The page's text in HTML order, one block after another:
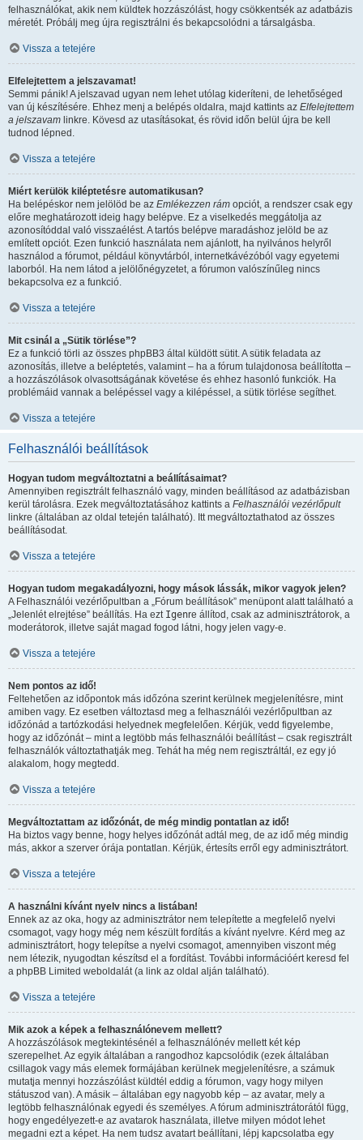
felhasználókat, akik nem küldtek hozzászólást, hogy csökkentsék az adatbázis
méretét. Próbálj meg újra regisztrálni és bekapcsolódni a társalgásba.
Vissza a tetejére
Elfelejtettem a jelszavamat!
Semmi pánik! A jelszavad ugyan nem lehet utólag kideríteni, de lehetőséged
van új készítésére. Ehhez menj a belépés oldalra, majd kattints az Elfelejtettem
a jelszavam linkre. Kövesd az utasításokat, és rövid időn belül újra be kell
tudnod lépned.
Vissza a tetejére
Miért kerülök kiléptetésre automatikusan?
Ha belépéskor nem jelölöd be az Emlékezzen rám opciót, a rendszer csak egy
előre meghatározott ideig hagy belépve. Ez a viselkedés meggátolja az
azonosítóddal való visszaélést. A tartós belépve maradáshoz jelöld be az
említett opciót. Ezen funkció használata nem ajánlott, ha nyilvános helyről
használod a fórumot, például könyvtárból, internetkávézóból vagy egyetemi
laborból. Ha nem látod a jelölőnégyzetet, a fórumon valószínűleg nincs
bekapcsolva ez a funkció.
Vissza a tetejére
Mit csinál a „Sütik törlése”?
Ez a funkció törli az összes phpBB3 által küldött sütit. A sütik feladata az
azonosítás, illetve a beléptetés, valamint – ha a fórum tulajdonosa beállította –
a hozzászólások olvasottságának követése és ehhez hasonló funkciók. Ha
problémáid vannak a belépéssel vagy a kilépéssel, a sütik törlése segíthet.
Vissza a tetejére
Felhasználói beállítások
Hogyan tudom megváltoztatni a beállításaimat?
Amennyiben regisztrált felhasználó vagy, minden beállításod az adatbázisban
kerül tárolásra. Ezek megváltoztatásához kattints a Felhasználói vezérlőpult
linkre (általában az oldal tetején található). Itt megváltoztathatod az összes
beállításodat.
Vissza a tetejére
Hogyan tudom megakadályozni, hogy mások lássák, mikor vagyok jelen?
A Felhasználói vezérlőpultban a „Fórum beállítások” menüpont alatt található a
„Jelenlét elrejtése” beállítás. Ha ezt Igenre állítod, csak az adminisztrátorok, a
moderátorok, illetve saját magad fogod látni, hogy jelen vagy-e.
Vissza a tetejére
Nem pontos az idő!
Feltehetően az időpontok más időzóna szerint kerülnek megjelenítésre, mint
amiben vagy. Ez esetben változtasd meg a felhasználói vezérlőpultban az
időzónád a tartózkodási helyednek megfelelően. Kérjük, vedd figyelembe,
hogy az időzónát – mint a legtöbb más felhasználói beállítást – csak regisztrált
felhasználók változtathatják meg. Tehát ha még nem regisztráltál, ez egy jó
alakalom, hogy megtedd.
Vissza a tetejére
Megváltoztattam az időzónát, de még mindig pontatlan az idő!
Ha biztos vagy benne, hogy helyes időzónát adtál meg, de az idő még mindig
más, akkor a szerver órája pontatlan. Kérjük, értesíts erről egy adminisztrátort.
Vissza a tetejére
A használni kívánt nyelv nincs a listában!
Ennek az az oka, hogy az adminisztrátor nem telepítette a megfelelő nyelvi
csomagot, vagy hogy még nem készült fordítás a kívánt nyelvre. Kérd meg az
adminisztrátort, hogy telepítse a nyelvi csomagot, amennyiben viszont még
nem létezik, nyugodtan készítsd el a fordítást. További információért keresd fel
a phpBB Limited weboldalát (a link az oldal alján található).
Vissza a tetejére
Mik azok a képek a felhasználónevem mellett?
A hozzászólások megtekintésénél a felhasználónév mellett két kép
szerepelhet. Az egyik általában a rangodhoz kapcsolódik (ezek általában
csillagok vagy más elemek formájában kerülnek megjelenítésre, a számuk
mutatja mennyi hozzászólást küldtél eddig a fórumon, vagy hogy milyen
státuszod van). A másik – általában egy nagyobb kép – az avatar, mely a
legtöbb felhasználónak egyedi és személyes. A fórum adminisztrátorától függ,
hogy engedélyezett-e az avatarok használata, illetve milyen módot lehet
megadni ezt a képet. Ha nem tudsz avatart beállítani, lépj kapcsolatba egy